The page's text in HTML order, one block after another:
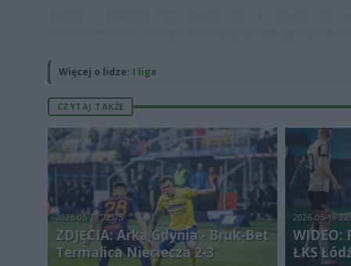
Więcej o lidze: I liga
CZYTAJ TAKŻE
2026-05-18 22:05
ZDJĘCIA: Arka Gdynia - Bruk-Bet
Termalica Nieciecza 2-3
2026-05-18
WIDEO:
ŁKS